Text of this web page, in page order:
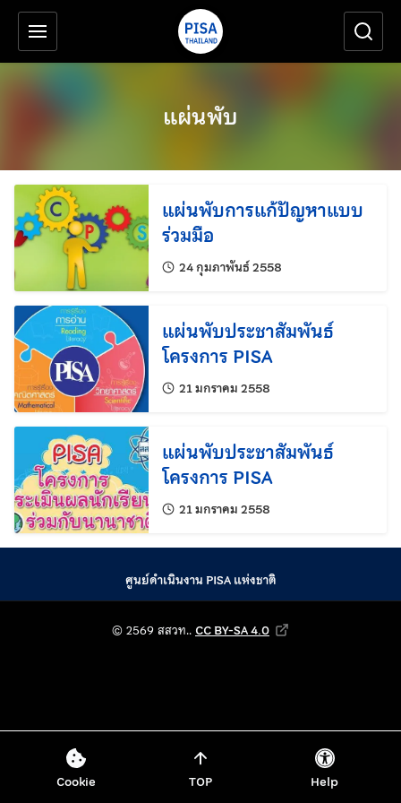
ข้ามไปยังเนื้อหาหลัก
เครื่องมือช่วยเหลือ
แผ่นพับ
แผ่นพับการแก้ปัญหาแบบ
ร่วมมือ
24 กุมภาพันธ์ 2558แก้ไขล่าสุดเมื่อ:
แผ่นพับประชาสัมพันธ์
โครงการ PISA
21 มกราคม 2558แก้ไขล่าสุดเมื่อ:
แผ่นพับประชาสัมพันธ์
โครงการ PISA
21 มกราคม 2558แก้ไขล่าสุดเมื่อ:
ศูนย์ดำเนินงาน PISA แห่งชาติ
© 2569 สสวท.. CC BY-SA 4.0
Creative Commons Attribution-
Cookie TOP Help